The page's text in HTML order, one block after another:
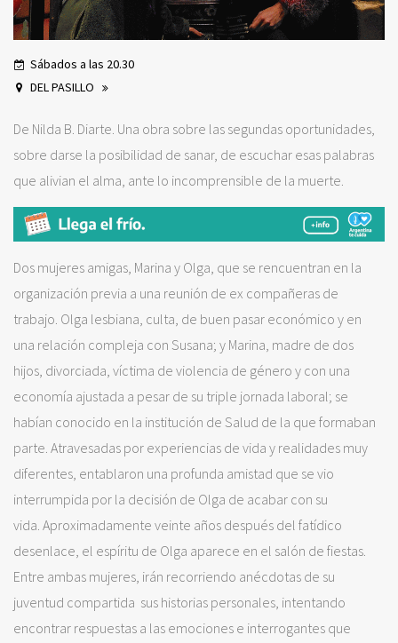
Sábados a las 20.30
DEL PASILLO
De Nilda B. Diarte. Una obra sobre las segundas oportunidades,
sobre darse la posibilidad de sanar, de escuchar esas palabras
que alivian el alma, ante lo incomprensible de la muerte.
Dos mujeres amigas, Marina y Olga, que se rencuentran en la
organización previa a una reunión de ex compañeras de
trabajo. Olga lesbiana, culta, de buen pasar económico y en
una relación compleja con Susana; y Marina, madre de dos
hijos, divorciada, víctima de violencia de género y con una
economía ajustada a pesar de su triple jornada laboral; se
habían conocido en la institución de Salud de la que formaban
parte. Atravesadas por experiencias de vida y realidades muy
diferentes, entablaron una profunda amistad que se vio
interrumpida por la decisión de Olga de acabar con su
vida. Aproximadamente veinte años después del fatídico
desenlace, el espíritu de Olga aparece en el salón de fiestas.
Entre ambas mujeres, irán recorriendo anécdotas de su
juventud compartida sus historias personales, intentando
encontrar respuestas a las emociones e interrogantes que